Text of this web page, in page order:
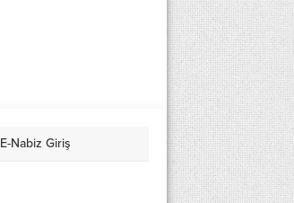
E-Nabiz Giriş